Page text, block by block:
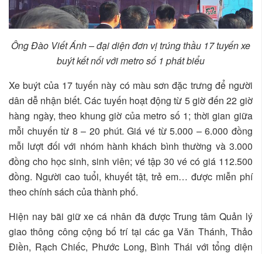
Ông Đào Viết Ánh – đại diện đơn vị trúng thầu 17 tuyến xe
buýt kết nối với metro số 1 phát biểu
Xe buýt của 17 tuyến này có màu sơn đặc trưng để người
dân dễ nhận biết. Các tuyến hoạt động từ 5 giờ đến 22 giờ
hàng ngày, theo khung giờ của metro số 1; thời gian giữa
mỗi chuyến từ 8 – 20 phút. Giá vé từ 5.000 – 6.000 đồng
mỗi lượt đối với nhóm hành khách bình thường và 3.000
đồng cho học sinh, sinh viên; vé tập 30 vé có giá 112.500
đồng. Người cao tuổi, khuyết tật, trẻ em… được miễn phí
theo chính sách của thành phố.
Hiện nay bãi giữ xe cá nhân đã được Trung tâm Quản lý
giao thông công cộng bố trí tại các ga Văn Thánh, Thảo
Điền, Rạch Chiếc, Phước Long, Bình Thái với tổng diện